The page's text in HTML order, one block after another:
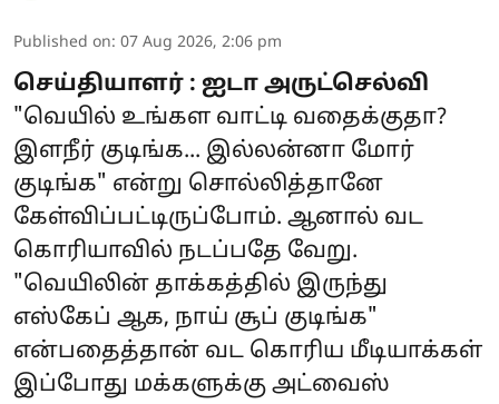
Published on: 07 Aug 2026, 2:06 pm
செய்தியாளர் : ஐடா அருட்செல்வி
"வெயில் உங்கள வாட்டி வதைக்குதா?
இளநீர் குடிங்க... இல்லன்னா மோர்
குடிங்க" என்று சொல்லித்தானே
கேள்விப்பட்டிருப்போம். ஆனால் வட
கொரியாவில் நடப்பதே வேறு.
"வெயிலின் தாக்கத்தில் இருந்து
எஸ்கேப் ஆக, நாய் சூப் குடிங்க"
என்பதைத்தான் வட கொரிய மீடியாக்கள்
இப்போது மக்களுக்கு அட்வைஸ்